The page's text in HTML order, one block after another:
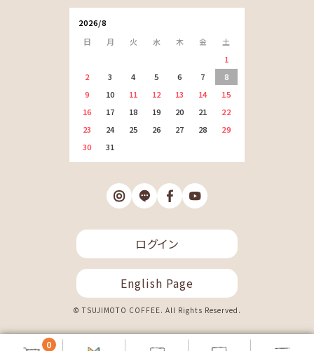
0
2026/8
日
月 火 水 木 金
土
1
2
3 4 5 6 7
8
9
10 11 12 13 14
15
16
17 18 19 20 21
22
23
24 25 26 27 28
29
30
31
ログイン
English Page
© TSUJIMOTO COFFEE. All Rights Reserved.